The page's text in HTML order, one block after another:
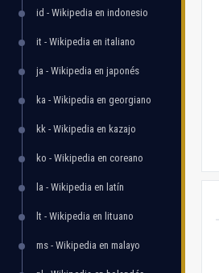
id - Wikipedia en indonesio
it - Wikipedia en italiano
ja - Wikipedia en japonés
ka - Wikipedia en georgiano
kk - Wikipedia en kazajo
ko - Wikipedia en coreano
la - Wikipedia en latín
lt - Wikipedia en lituano
ms - Wikipedia en malayo